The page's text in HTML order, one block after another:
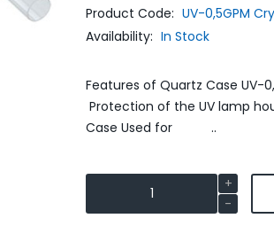
Product Code: UV-0,5GPM
Availability: In Stock
Features of Quartz
Protection of the UV
Case Used for ..
Умягчитель воды